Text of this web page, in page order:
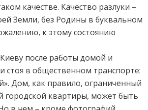
качестве. Качество разлуки –
Земли, без Родины в буквальном
к этому состоянию
после работы домой и
стоя в общественном транспорте:
Дом, как правило, ограниченный
городской квартиры, может быть